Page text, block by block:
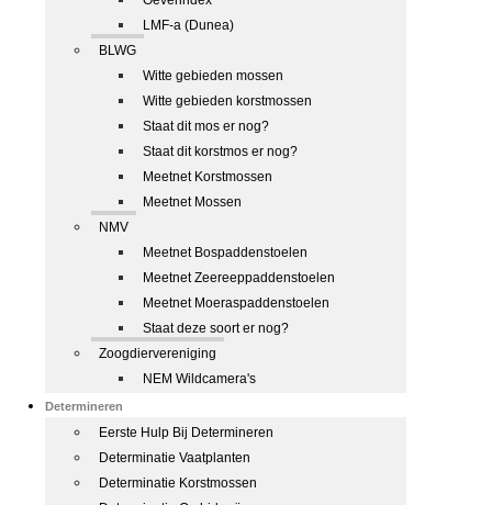
LMF-a (Dunea)
BLWG
Witte gebieden mossen
Witte gebieden korstmossen
Staat dit mos er nog?
Staat dit korstmos er nog?
Meetnet Korstmossen
Meetnet Mossen
NMV
Meetnet Bospaddenstoelen
Meetnet Zeereeppaddenstoelen
Meetnet Moeraspaddenstoelen
Staat deze soort er nog?
Zoogdiervereniging
NEM Wildcamera's
Determineren
Eerste Hulp Bij Determineren
Determinatie Vaatplanten
Determinatie Korstmossen